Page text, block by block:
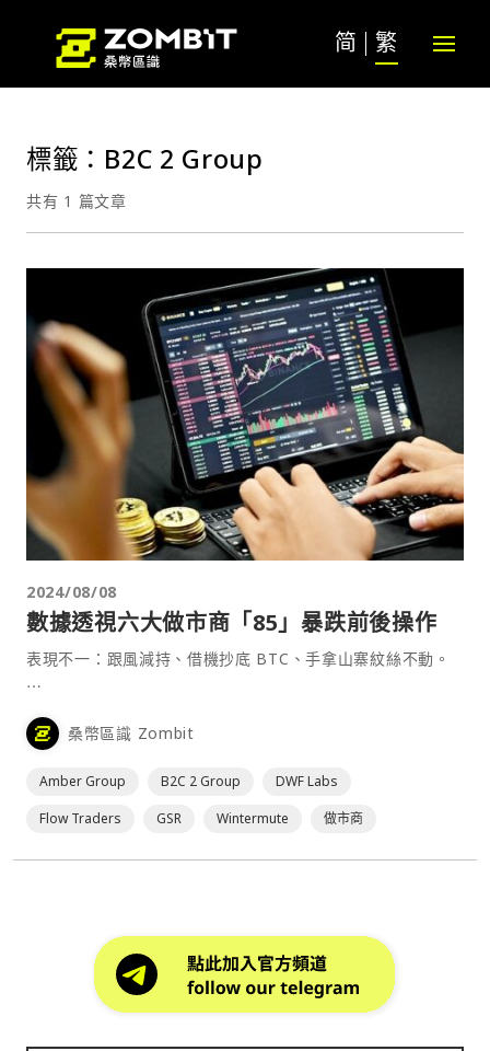
简 繁
標籤：B2C 2 Group
共有 1 篇文章
2024/08/08
數據透視六大做市商「85」暴跌前後操作
表現不一：跟風減持、借機抄底 BTC、手拿山寨紋絲不動。
⋯
桑幣區識 Zombit
Amber Group B2C 2 Group
DWF Labs
Flow Traders
GSR Wintermute 做市商